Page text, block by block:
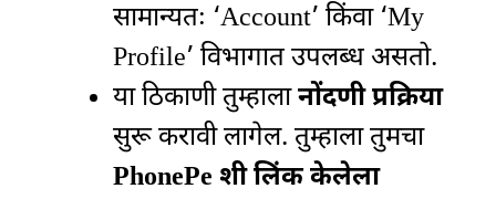
सामान्यतः ‘Account’ किंवा ‘My
Profile’ विभागात उपलब्ध असतो.
या ठिकाणी तुम्हालानोंदणी प्रक्रिया
सुरू करावी लागेल. तुम्हाला तुमचा
PhonePe शी लिंक केलेला